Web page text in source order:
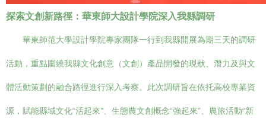
探索文創新路徑：華東師大設計學院深入我縣調研
華東師范大學設計學院專家團隊一行到我縣開展為期三天的調研
活動，重點圍繞我縣文化創意（文創）產品開發的現狀、潛力及與文
體活動策劃的融合路徑進行深入考察。此次調研旨在依托高校專業資
源，賦能縣域文化“活起來”、生態農文創概念“強起來”、農旅活動“新